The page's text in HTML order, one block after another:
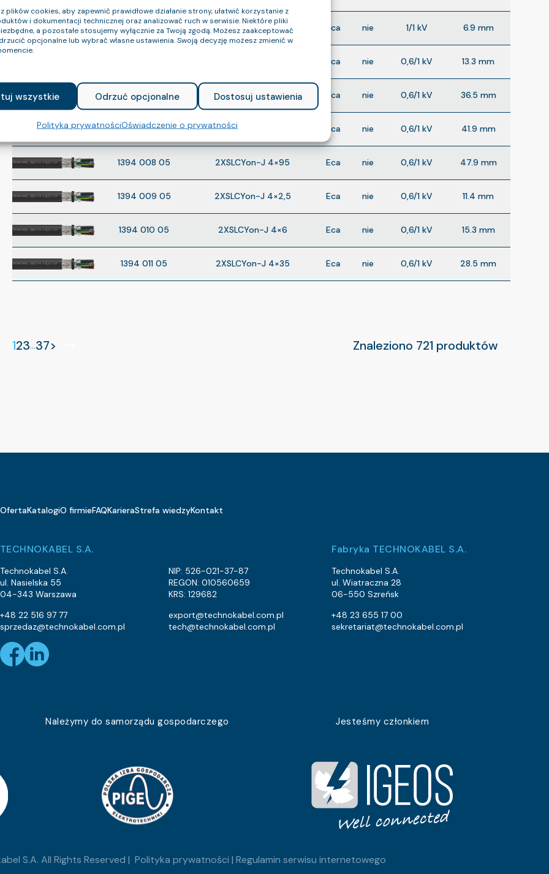
plików cookies, aby zapewnić prawidłowe działanie strony, ułatwić korzystanie z
i dokumentacji technicznej oraz analizować ruch w serwisie. Niektóre pliki
a pozostałe stosujemy wyłącznie za Twoją zgodą. Możesz zaakceptować
opcjonalne lub wybrać własne ustawienia. Swoją decyzję możesz zmienić w
wszystkie Odrzuć opcjonalne Dostosuj ustawienia
Polityka prywatnościOświadczenie o prywatności
1618 005 23 SOLARTECH-4 1x10c Eca nie 1/1 kV 6.9 mm
Eca nie 0,6/1 kV 13.3 mm
1394 006 05 2XSLCYon-J 4×50 Eca nie 0,6/1 kV 36.5 mm
1394 007 05 2XSLCYon-J 4×70 Eca nie 0,6/1 kV 41.9 mm
1394 008 05 2XSLCYon-J 4×95 Eca nie 0,6/1 kV 47.9 mm
1394 009 05 2XSLCYon-J 4×2,5 Eca nie 0,6/1 kV 11.4 mm
1394 010 05 2XSLCYon-J 4×6 Eca nie 0,6/1 kV 15.3 mm
1394 011 05 2XSLCYon-J 4×35 Eca nie 0,6/1 kV 28.5 mm
123 37> Znaleziono 721 produktów
OfertaKatalogiO firmieFAQKarieraStrefa wiedzyKontakt
TECHNOKABEL S.A.
Technokabel S.A.
ul. Nasielska 55
04-343 Warszawa
+48 22 516 97 77
sprzedaz@technokabel.com.pl
NIP: 526-021-37-87
REGON: 010560659
KRS: 129682
export@technokabel.com.pl
tech@technokabel.com.pl
Fabryka TECHNOKABEL S.A.
Technokabel S.A.
ul. Wiatraczna 28
06-550 Szreńsk
+48 23 655 17 00
sekretariat@technokabel.com.pl
Należymy do samorządu gospodarczego Jesteśmy członkiem
S.A. All Rights Reserved | Polityka prywatności | Regulamin serwisu internetowego